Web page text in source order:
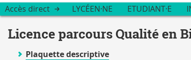
Accès direct LYCÉEN·NE ETUDIANT·E
Licence parcours Qualité en
Plaquette descriptive